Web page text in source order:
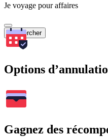
Je voyage pour affaires
Rechercher
Options
Gagnez des